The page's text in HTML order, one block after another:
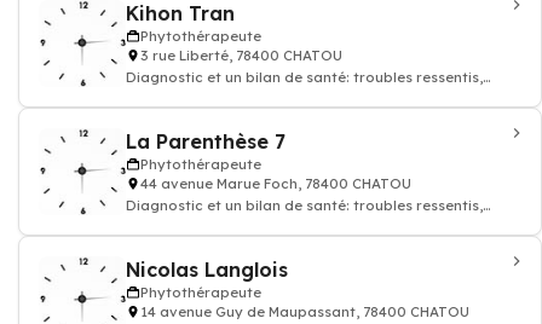
Kihon Tran
Phytothérapeute
3 rue Liberté, 78400 CHATOU
Diagnostic et un bilan de santé: troubles ressentis,
La Parenthèse 7
Phytothérapeute
44 avenue Marue Foch, 78400 CHATOU
Diagnostic et un bilan de santé: troubles ressentis,
Nicolas Langlois
Phytothérapeute
14 avenue Guy de Maupassant, 78400 CHATOU